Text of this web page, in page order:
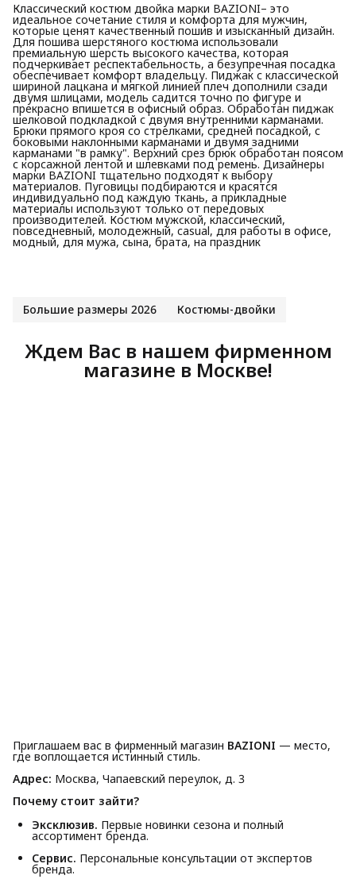
Классический костюм двойка марки BAZIONI– это
идеальное сочетание стиля и комфорта для мужчин,
которые ценят качественный пошив и изысканный дизайн.
Для пошива шерстяного костюма использовали
премиальную шерсть высокого качества, которая
подчеркивает респектабельность, а безупречная посадка
обеспечивает комфорт владельцу. Пиджак с классической
шириной лацкана и мягкой линией плеч дополнили сзади
двумя шлицами, модель садится точно по фигуре и
прекрасно впишется в офисный образ. Обработан пиджак
шелковой подкладкой с двумя внутренними карманами.
Брюки прямого кроя со стрелками, средней посадкой, с
боковыми наклонными карманами и двумя задними
карманами "в рамку". Верхний срез брюк обработан поясом
с корсажной лентой и шлевками под ремень. Дизайнеры
марки BAZIONI тщательно подходят к выбору
материалов. Пуговицы подбираются и красятся
индивидуально под каждую ткань, а прикладные
материалы используют только от передовых
производителей. Костюм мужской, классический,
повседневный, молодежный, casual, для работы в офисе,
модный, для мужа, сына, брата, на праздник
Большие размеры 2026 Костюмы-двойки
Ждем Вас в нашем фирменном
магазине в Москве!
Приглашаем вас в фирменный магазин BAZIONI — место,
где воплощается истинный стиль.
Адрес: Москва, Чапаевский переулок, д. 3
Почему стоит зайти?
Эксклюзив. Первые новинки сезона и полный
ассортимент бренда.
Сервис. Персональные консультации от экспертов
бренда.